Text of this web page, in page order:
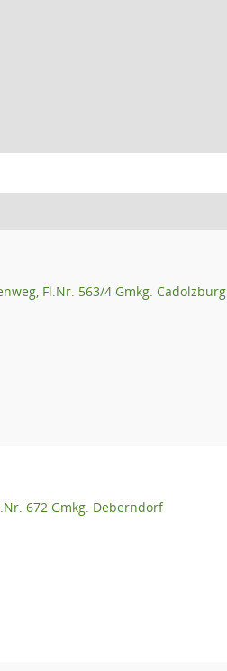
Fl.Nr. 563/4 Gmkg. Cadolzburg
672 Gmkg. Deberndorf